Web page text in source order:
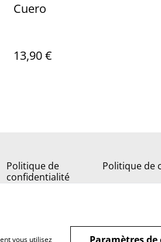
Cuero
13,90 €
Politique de
confidentialité
Politique de
vous utilisez Paramètres de